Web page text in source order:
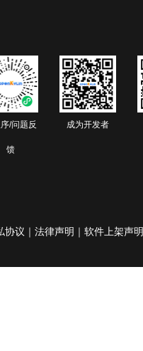
成为开发者
/问题反
馈
协议 ｜法律声明 ｜软件上架声明